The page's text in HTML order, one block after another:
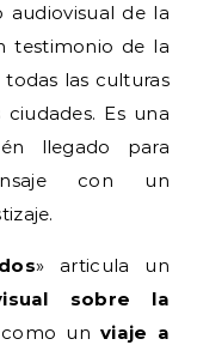
audiovisual de la
testimonio de la
las culturas
Es una
llegado para
con un
» articula un
sobre la
como unviaje a